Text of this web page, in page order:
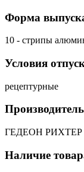
Форма
10 - стрипы
Условия
рецептурные
Производитель
ГЕДЕОН РИХТЕР
Наличие